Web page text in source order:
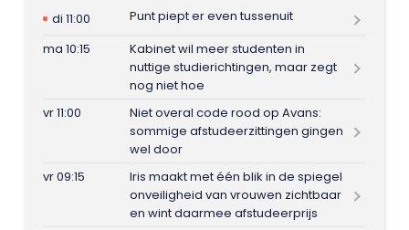
di 11:00
Punt piept er even tussenuit
ma 10:15
Kabinet wil meer studenten in
nuttige studierichtingen, maar zegt
nog niet hoe
vr 11:00
Niet overal code rood op Avans:
sommige afstudeerzittingen gingen
wel door
vr 09:15
Iris maakt met één blik in de spiegel
onveiligheid van vrouwen zichtbaar
en wint daarmee afstudeerprijs